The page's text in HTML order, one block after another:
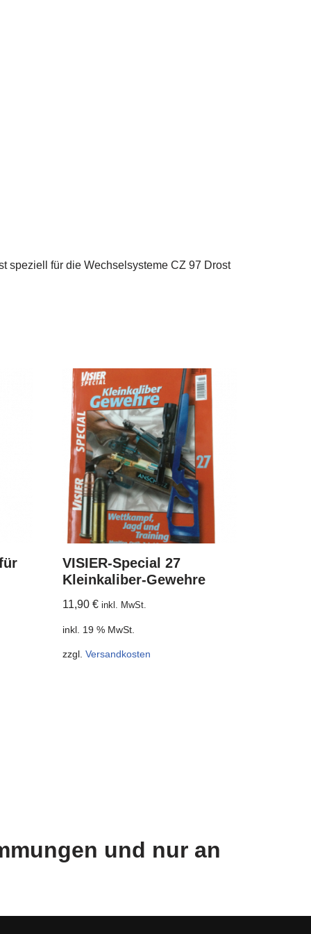
speziell für die Wechselsysteme CZ 97 Drost
VISIER-Special 27
Kleinkaliber-Gewehre
11,90€ inkl. MwSt.
inkl. 19 % MwSt.
zzgl.Versandkosten
und nur an